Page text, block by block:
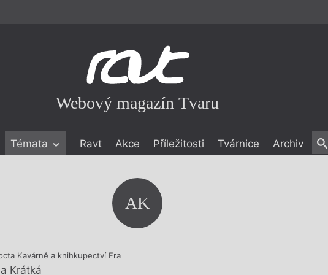
Webový magazín Tvaru
Témata Ravt Akce Příležitosti Tvárnice Archiv
AK
Kavárně a knihkupectví Fra
Krátká